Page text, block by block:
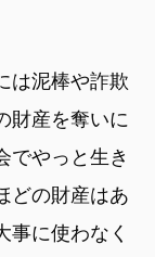
は泥棒や詐欺
財産を奪いに
でやっと生き
どの財産はあ
事に使わなく